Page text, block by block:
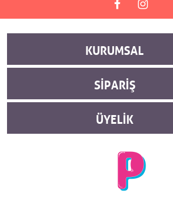
KURUMSAL
SIPARIŞ
ÜYELIK